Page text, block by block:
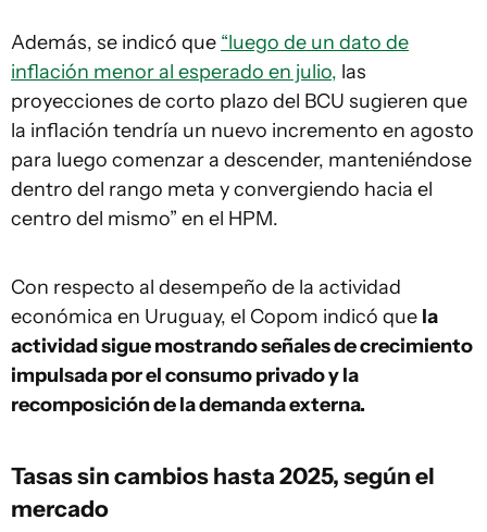
Además, se indicó que “luego de un dato de
inflación menor al esperado en julio, las
proyecciones de corto plazo del BCU sugieren que
la inflación tendría un nuevo incremento en agosto
para luego comenzar a descender, manteniéndose
dentro del rango meta y convergiendo hacia el
centro del mismo” en el HPM.
Con respecto al desempeño de la actividad
económica en Uruguay, el Copom indicó que la
actividad sigue mostrando señales de crecimiento
impulsada por el consumo privado y la
recomposición de la demanda externa.
Tasas sin cambios hasta 2025, según el
mercado